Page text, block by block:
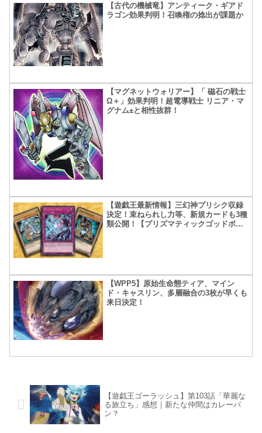
【古代の機械竜】アンティーク・ギアド
ラゴン効果判明！召喚権の捻出が課題か
【マグネットウォリアー】「 磁石の戦士
Ω＋」効果判明！超電導戦士 リニア・マ
グナム±と相性抜群！
【遊戯王最新情報】三幻神プリシク収録
決定！束ねられし力等、新規カードも3種
類公開！【プリズマティックゴッドボッ
【WPP5】原始生命態ティア、マイン
ド・キャスリン、多層融合の3枚が早くも
来日決定！
【遊戯王ゴーラッシュ】第103話「華麗な
る旅立ち」感想｜新たな仲間はカレーパ
ン？